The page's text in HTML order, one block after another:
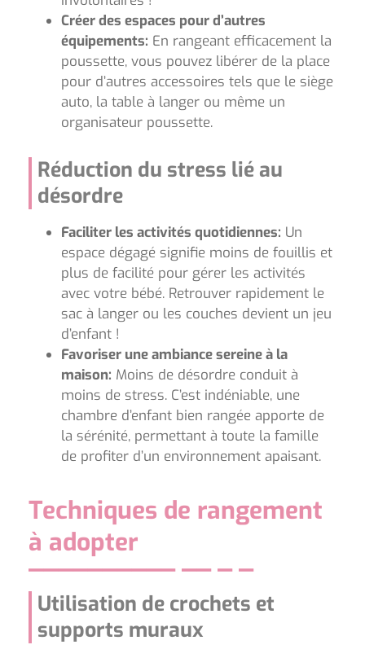
Créer des espaces pour d’autres
équipements: En rangeant efficacement la
poussette, vous pouvez libérer de la place
pour d’autres accessoires tels que le siège
auto, la table à langer ou même un
organisateur poussette.
Réduction du stress lié au
désordre
Faciliter les activités quotidiennes: Un
espace dégagé signifie moins de fouillis et
plus de facilité pour gérer les activités
avec votre bébé. Retrouver rapidement le
sac à langer ou les couches devient un jeu
d’enfant !
Favoriser une ambiance sereine à la
maison: Moins de désordre conduit à
moins de stress. C’est indéniable, une
chambre d’enfant bien rangée apporte de
la sérénité, permettant à toute la famille
de profiter d’un environnement apaisant.
Techniques de rangement
à adopter
Utilisation de crochets et
supports muraux